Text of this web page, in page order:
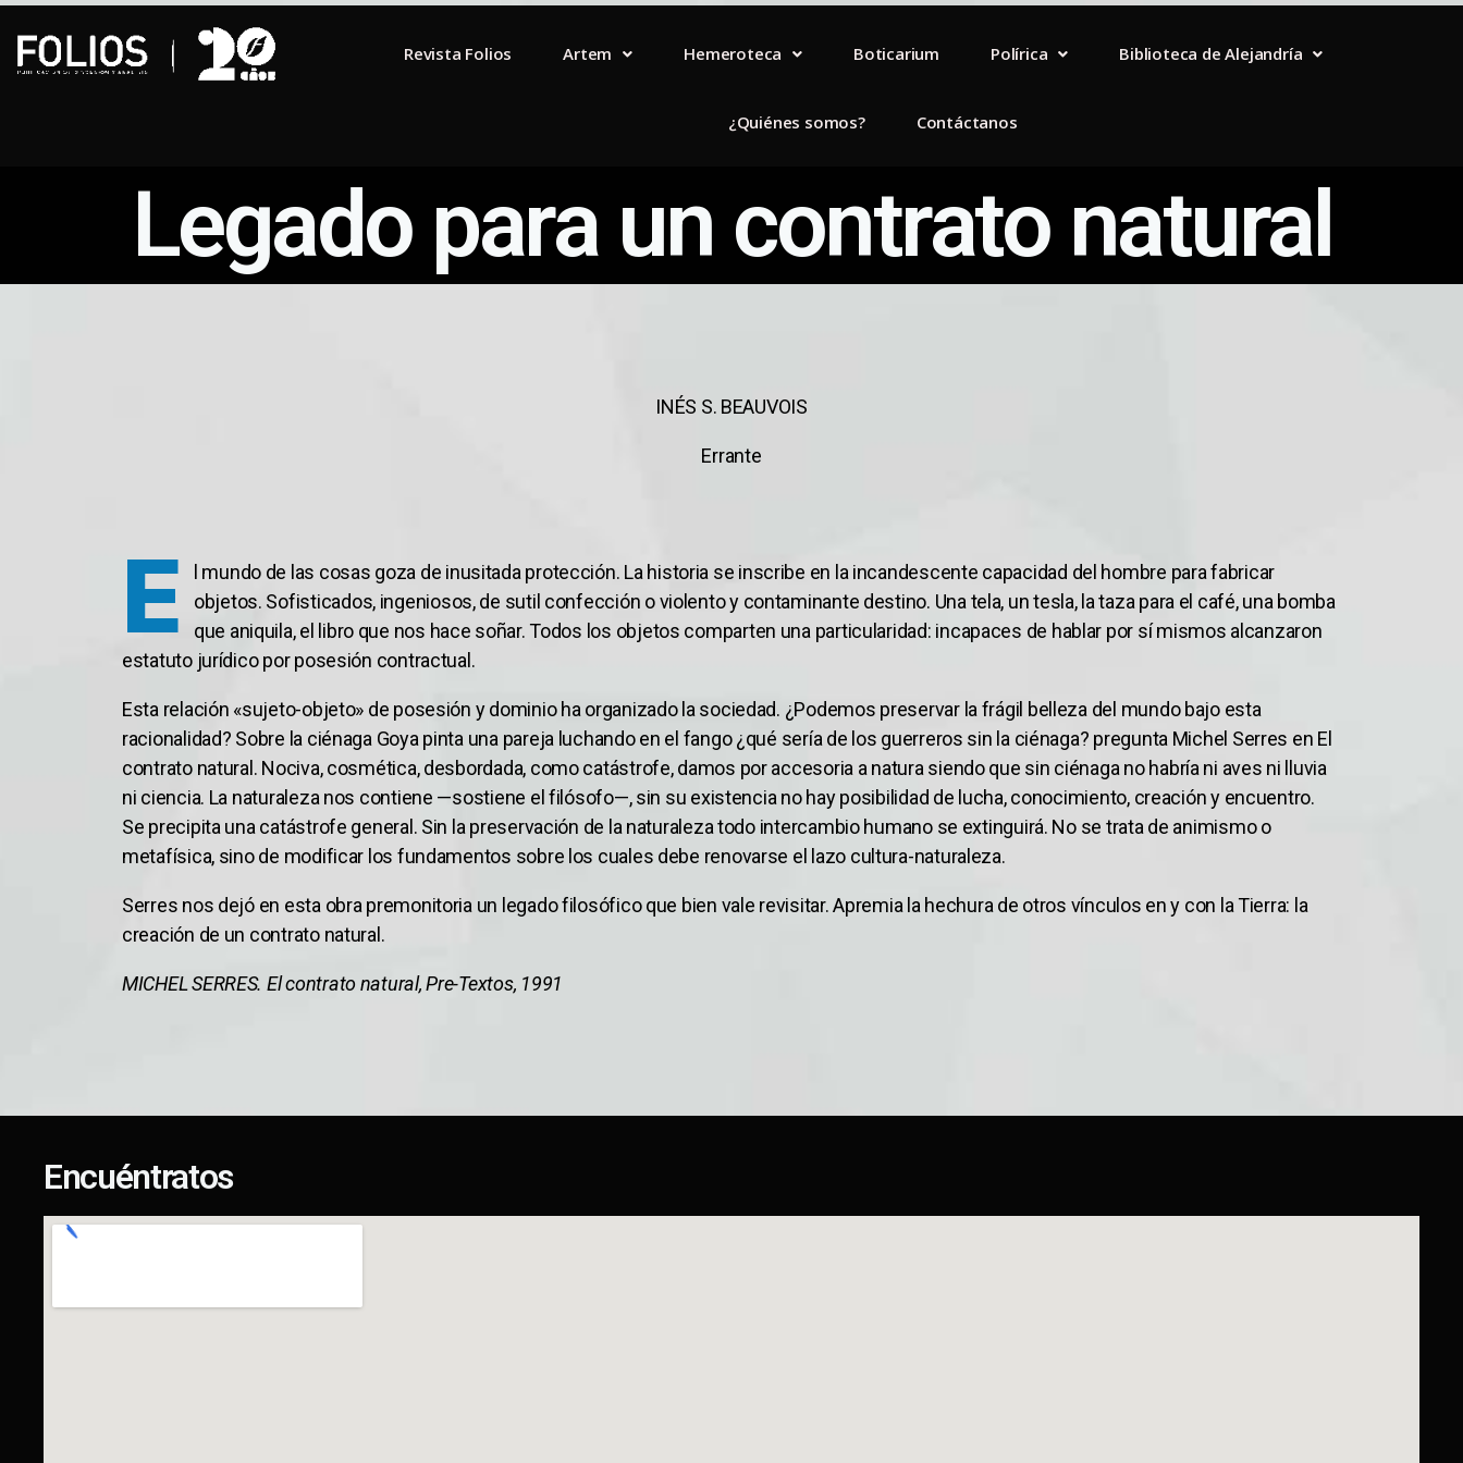
Revista Folios Artem Hemeroteca Boticarium Polírica Biblioteca de Alejandría
¿Quiénes somos? Contáctanos
Legado para un contrato natural
INÉS S. BEAUVOIS
Errante
E
l mundo de las cosas goza de inusitada protección. La historia se inscribe en la incandescente capacidad del hombre para fabricar
objetos. Sofisticados, ingeniosos, de sutil confección o violento y contaminante destino. Una tela, un tesla, la taza para el café, una bomba
que aniquila, el libro que nos hace soñar. Todos los objetos comparten una particularidad: incapaces de hablar por sí mismos alcanzaron
estatuto jurídico por posesión contractual.
Esta relación «sujeto-objeto» de posesión y dominio ha organizado la sociedad. ¿Podemos preservar la frágil belleza del mundo bajo esta
racionalidad? Sobre la ciénaga Goya pinta una pareja luchando en el fango ¿qué sería de los guerreros sin la ciénaga? pregunta Michel Serres en El
contrato natural. Nociva, cosmética, desbordada, como catástrofe, damos por accesoria a natura siendo que sin ciénaga no habría ni aves ni lluvia
ni ciencia. La naturaleza nos contiene —sostiene el filósofo—, sin su existencia no hay posibilidad de lucha, conocimiento, creación y encuentro.
Se precipita una catástrofe general. Sin la preservación de la naturaleza todo intercambio humano se extinguirá. No se trata de animismo o
metafísica, sino de modificar los fundamentos sobre los cuales debe renovarse el lazo cultura-naturaleza.
Serres nos dejó en esta obra premonitoria un legado filosófico que bien vale revisitar. Apremia la hechura de otros vínculos en y con la Tierra: la
creación de un contrato natural.
MICHEL SERRES. El contrato natural, Pre-Textos, 1991
Encuéntratos